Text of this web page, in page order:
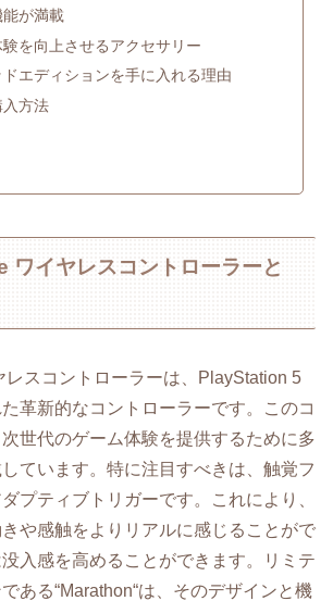
が満載
を向上させるアクセサリー
エディションを手に入れる理由
方法
ワイヤレスコントローラーと
レスコントローラーは、PlayStation 5
革新的なコントローラーです。このコ
世代のゲーム体験を提供するために多
ています。特に注目すべきは、触覚フ
プティブトリガーです。これにより、
や感触をよりリアルに感じることがで
入感を高めることができます。リミテ
ある“Marathon“は、そのデザインと機